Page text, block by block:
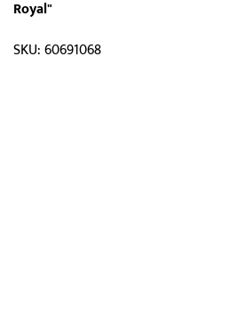
Royal"
SKU: 60691068